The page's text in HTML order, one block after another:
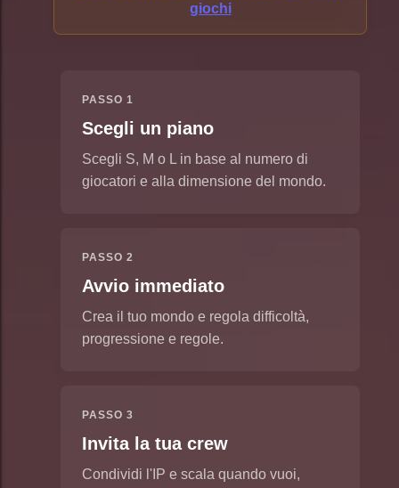
giochi
PASSO 1
Scegli un piano
Scegli S, M o L in base al numero di
giocatori e alla dimensione del mondo.
PASSO 2
Avvio immediato
Crea il tuo mondo e regola difficoltà,
progressione e regole.
PASSO 3
Invita la tua crew
Condividi l'IP e scala quando vuoi,